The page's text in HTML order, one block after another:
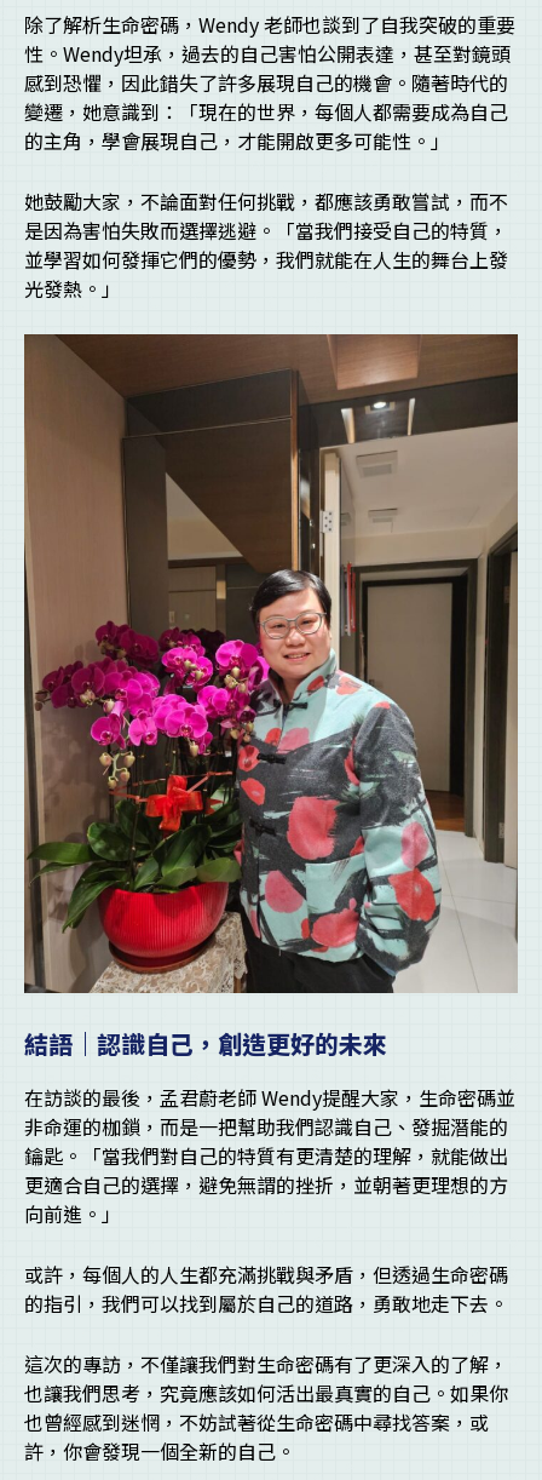
除了解析生命密碼，Wendy 老師也談到了自我突破的重要
性。Wendy坦承，過去的自己害怕公開表達，甚至對鏡頭
感到恐懼，因此錯失了許多展現自己的機會。隨著時代的
變遷，她意識到：「現在的世界，每個人都需要成為自己
的主角，學會展現自己，才能開啟更多可能性。」
她鼓勵大家，不論面對任何挑戰，都應該勇敢嘗試，而不
是因為害怕失敗而選擇逃避。「當我們接受自己的特質，
並學習如何發揮它們的優勢，我們就能在人生的舞台上發
光發熱。」
結語｜認識自己，創造更好的未來
在訪談的最後，孟君蔚老師 Wendy提醒大家，生命密碼並
非命運的枷鎖，而是一把幫助我們認識自己、發掘潛能的
鑰匙。「當我們對自己的特質有更清楚的理解，就能做出
更適合自己的選擇，避免無謂的挫折，並朝著更理想的方
向前進。」
或許，每個人的人生都充滿挑戰與矛盾，但透過生命密碼
的指引，我們可以找到屬於自己的道路，勇敢地走下去。
這次的專訪，不僅讓我們對生命密碼有了更深入的了解，
也讓我們思考，究竟應該如何活出最真實的自己。如果你
也曾經感到迷惘，不妨試著從生命密碼中尋找答案，或
許，你會發現一個全新的自己。